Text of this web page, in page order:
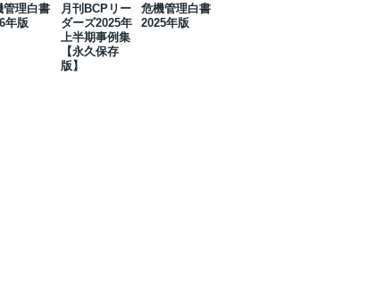
管理白書
年版
月刊BCPリー
ダーズ2025年
上半期事例集
【永久保存
版】
危機管理白書
2025年版